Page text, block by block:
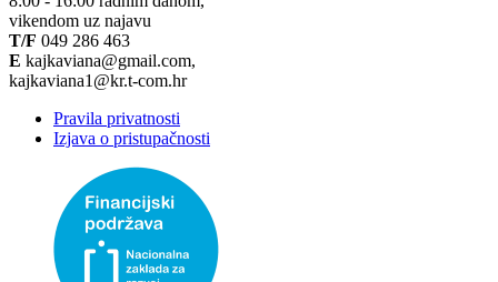
vikendom uz najavu
T/F 049 286 463
E kajkaviana@gmail.com,
kajkaviana1@kr.t-com.hr
Pravila privatnosti
Izjava o pristupačnosti